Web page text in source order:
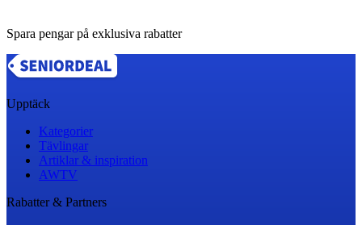
Spara pengar på exklusiva rabatter
Upptäck
Kategorier
Tävlingar
Artiklar & inspiration
AWTV
Rabatter & Partners